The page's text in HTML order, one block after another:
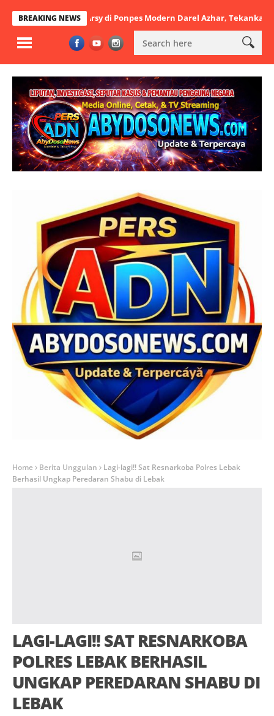
BREAKING NEWS
Arsy di Ponpes Modern Darel Azhar, Tekankan Pentingnya
Home Berita Unggulan
Lagi-lagi!! Sat Resnarkoba Polres Lebak
Berhasil Ungkap Peredaran Shabu di Lebak
LAGI-LAGI!! SAT RESNARKOBA
POLRES LEBAK BERHASIL
UNGKAP PEREDARAN SHABU DI
LEBAK